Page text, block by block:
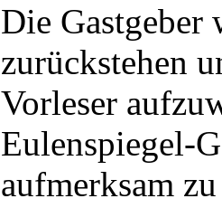
Die Gastgeber
zurückstehen
Vorleser
Eulenspiegel-
aufmerksam